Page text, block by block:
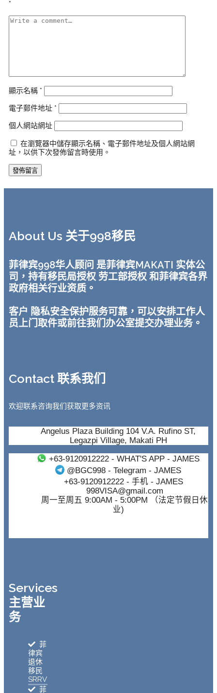
*
顯示名稱 *
電子郵件地址 *
個人網站網址
在瀏覽器中儲存顯示名稱、電子郵件地址及個人網站網
址，以供下次發佈留言時使用。
About Us 关于998移民
菲律宾998华人顾问 是菲律宾MAKATI 实体公
司，持有移民局授权 劳工部授权 和菲律宾各界
政府相关行业资质。
客户 隐私安全保护服务可靠，可以安排工作人
员上门取件或前往我们办公室提交办理业务。
Contact 联系我们
欢迎联系咨询我们获取更多资讯
Angelus Plaza Building 104 V.A. Rufino ST,
Legazpi Village, Makati PH
+63-9120912222- WHAT'S APP - JAMES
@BGC998 - Telegram - JAMES
+63-9120912222- 手机 - JAMES
998VISA@gmail.com
周一至周五 9:00AM - 5:00PM （法定节假日休
业)
Services
主营业
务
菲
律宾
退休
移民
SRRV
菲